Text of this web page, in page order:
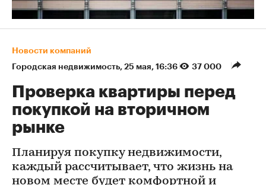
Новости компаний
Городская недвижимость⁠, 25 мая, 16:36 37 000
Проверка квартиры перед
покупкой на вторичном
рынке
Планируя покупку недвижимости,
каждый рассчитывает, что жизнь на
новом месте будет комфортной и